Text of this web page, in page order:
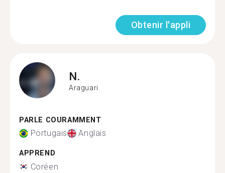
Obtenir l'appli
N.
Araguari
PARLE COURAMMENT
Portugais Anglais
APPREND
Coréen